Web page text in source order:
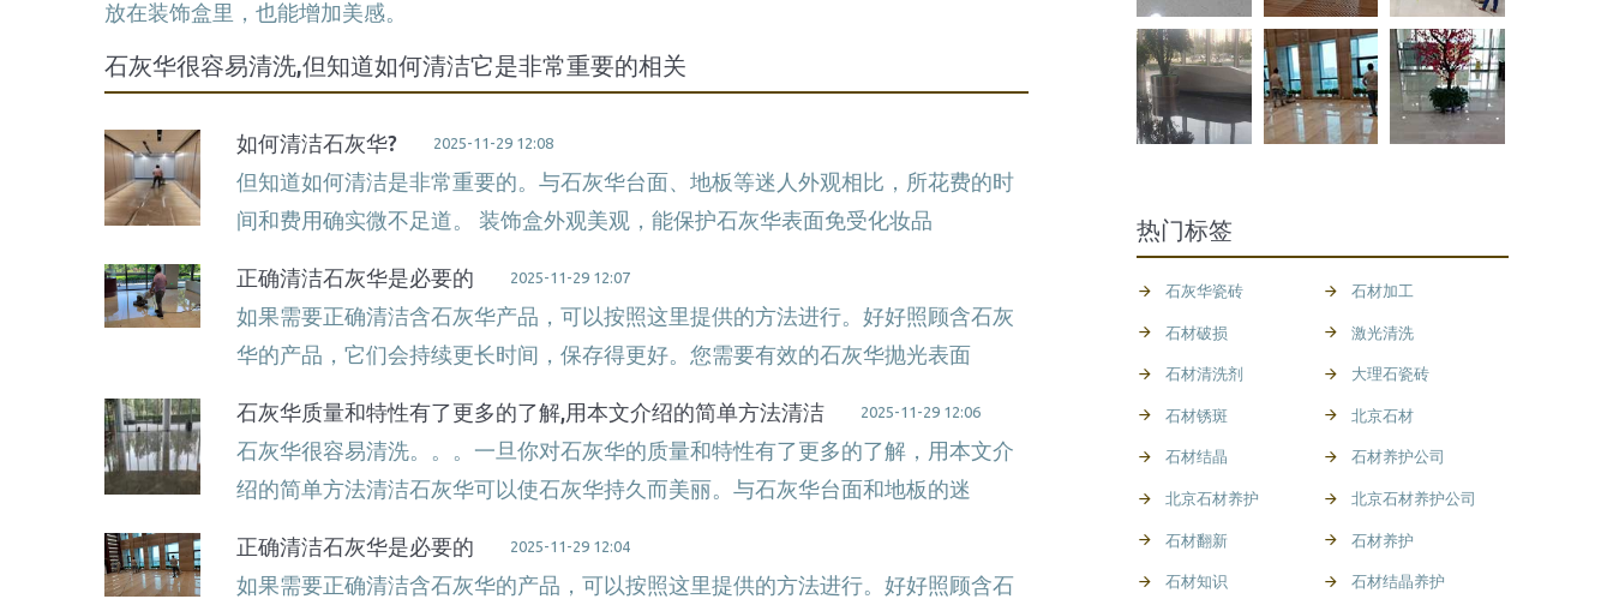
放在装饰盒里，也能增加美感。
石灰华很容易清洗,但知道如何清洁它是非常重要的相关
如何清洁石灰华? 2025-11-29 12:08
但知道如何清洁是非常重要的。与石灰华台面、地板等迷人外观相比，所花费的时
间和费用确实微不足道。 装饰盒外观美观，能保护石灰华表面免受化妆品
正确清洁石灰华是必要的 2025-11-29 12:07
如果需要正确清洁含石灰华产品，可以按照这里提供的方法进行。好好照顾含石灰
华的产品，它们会持续更长时间，保存得更好。您需要有效的石灰华抛光表面
石灰华质量和特性有了更多的了解,用本文介绍的简单方法清洁 2025-11-29 12:06
石灰华很容易清洗。。。一旦你对石灰华的质量和特性有了更多的了解，用本文介
绍的简单方法清洁石灰华可以使石灰华持久而美丽。与石灰华台面和地板的迷
正确清洁石灰华是必要的 2025-11-29 12:04
如果需要正确清洁含石灰华的产品，可以按照这里提供的方法进行。好好照顾含石
热门标签
石灰华瓷砖 石材加工
石材破损 激光清洗
石材清洗剂 大理石瓷砖
石材锈斑 北京石材
石材结晶 石材养护公司
北京石材养护 北京石材养护公司
石材翻新 石材养护
石材知识 石材结晶养护